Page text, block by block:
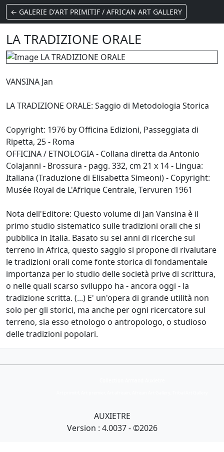
← GALERIE D'ART PRIMITIF / AFRICAN ART GALLERY
LA TRADIZIONE ORALE
VANSINA Jan
LA TRADIZIONE ORALE: Saggio di Metodologia Storica
Copyright: 1976 by Officina Edizioni, Passeggiata di
Ripetta, 25 - Roma
OFFICINA / ETNOLOGIA - Collana diretta da Antonio
Colajanni - Brossura - pagg. 332, cm 21 x 14 - Lingua:
Italiana (Traduzione di Elisabetta Simeoni) - Copyright:
Musée Royal de L'Afrique Centrale, Tervuren 1961
Nota dell'Editore: Questo volume di Jan Vansina è il
primo studio sistematico sulle tradizioni orali che si
pubblica in Italia. Basato su sei anni di ricerche sul
terreno in Africa, questo saggio si propone di rivalutare
le tradizioni orali come fonte storica di fondamentale
importanza per lo studio delle società prive di scrittura,
o nelle quali scarso sviluppo ha - ancora oggi - la
tradizione scritta. (...) E' un'opera di grande utilità non
solo per gli storici, ma anche per ogni ricercatore sul
terreno, sia esso etnologo o antropologo, o studioso
delle tradizioni popolari.
AUXIETRE
Version : 4.0037 - ©2026